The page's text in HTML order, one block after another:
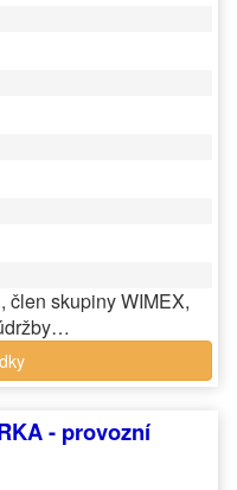
člen skupiny WIMEX,
- provozní